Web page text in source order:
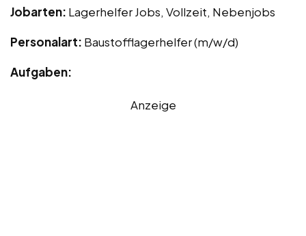
Jobarten: Lagerhelfer Jobs, Vollzeit, Nebenjobs
Personalart: Baustofflagerhelfer (m/w/d)
Aufgaben:
Anzeige